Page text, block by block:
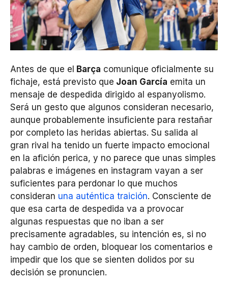
Antes de que el Barça comunique oficialmente su
fichaje, está previsto que Joan García emita un
mensaje de despedida dirigido al espanyolismo.
Será un gesto que algunos consideran necesario,
aunque probablemente insuficiente para restañar
por completo las heridas abiertas. Su salida al
gran rival ha tenido un fuerte impacto emocional
en la afición perica, y no parece que unas simples
palabras e imágenes en instagram vayan a ser
suficientes para perdonar lo que muchos
consideran una auténtica traición. Consciente de
que esa carta de despedida va a provocar
algunas respuestas que no iban a ser
precisamente agradables, su intención es, si no
hay cambio de orden, bloquear los comentarios e
impedir que los que se sienten dolidos por su
decisión se pronuncien.